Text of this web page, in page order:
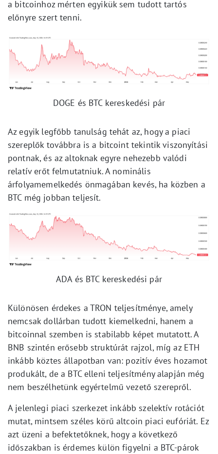
a bitcoinhoz mérten egyikük sem tudott tartós
előnyre szert tenni.
DOGE és BTC kereskedési pár
Az egyik legfőbb tanulság tehát az, hogy a piaci
szereplők továbbra is a bitcoint tekintik viszonyítási
pontnak, és az altoknak egyre nehezebb valódi
relatív erőt felmutatniuk. A nominális
árfolyamemelkedés önmagában kevés, ha közben a
BTC még jobban teljesít.
ADA és BTC kereskedési pár
Különösen érdekes a TRON teljesítménye, amely
nemcsak dollárban tudott kiemelkedni, hanem a
bitcoinnal szemben is stabilabb képet mutatott. A
BNB szintén erősebb struktúrát rajzol, míg az ETH
inkább köztes állapotban van: pozitív éves hozamot
produkált, de a BTC elleni teljesítmény alapján még
nem beszélhetünk egyértelmű vezető szerepről.
A jelenlegi piaci szerkezet inkább szelektív rotációt
mutat, mintsem széles körű altcoin piaci eufóriát. Ez
azt üzeni a befektetőknek, hogy a következő
időszakban is érdemes külön figyelni a BTC-párok